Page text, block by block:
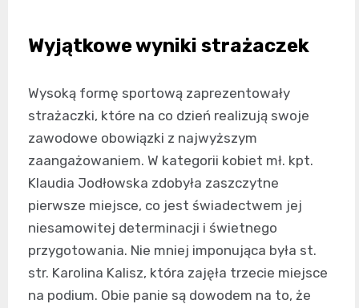
Wyjątkowe wyniki strażaczek
Wysoką formę sportową zaprezentowały
strażaczki, które na co dzień realizują swoje
zawodowe obowiązki z najwyższym
zaangażowaniem. W kategorii kobiet mł. kpt.
Klaudia Jodłowska zdobyła zaszczytne
pierwsze miejsce, co jest świadectwem jej
niesamowitej determinacji i świetnego
przygotowania. Nie mniej imponująca była st.
str. Karolina Kalisz, która zajęła trzecie miejsce
na podium. Obie panie są dowodem na to, że